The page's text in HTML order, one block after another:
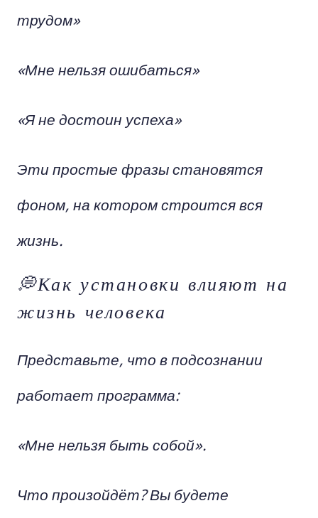
трудом»
«Мне нельзя ошибаться»
«Я не достоин успеха»
Эти простые фразы становятся
фоном, на котором строится вся
жизнь.
💭Как установки влияют на
жизнь человека
Представьте, что в подсознании
работает программа:
«Мне нельзя быть собой».
Что произойдёт? Вы будете